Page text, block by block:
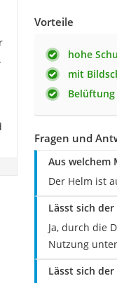
Vorteile
hohe
mit
Fragen und
Aus welchem
Der Helm ist
Lässt sich
Ja, durch die
Nutzung
Lässt sich